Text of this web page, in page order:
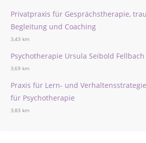
Privatpraxis für Gesprächstherapie,
Begleitung und Coaching
3,43 km
Psychotherapie Ursula Seibold Fellbach
3,69 km
Praxis für Lern- und
für Psychotherapie
3,83 km